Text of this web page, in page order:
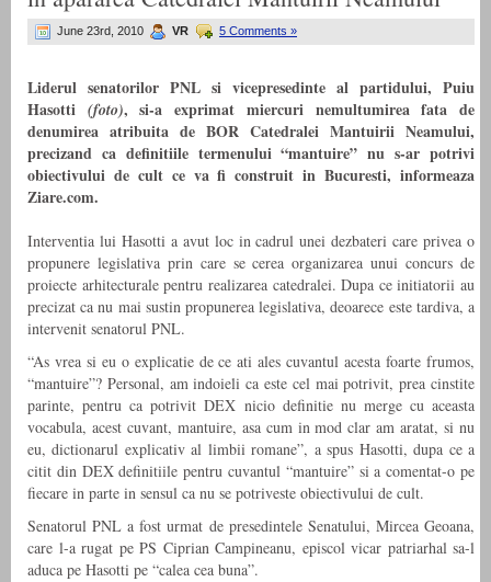
June 23rd, 2010 VR 5 Comments »
Liderul senatorilor PNL si vicepresedinte al partidului, Puiu
Hasotti (foto), si-a exprimat miercuri nemultumirea fata de
denumirea atribuita de BOR Catedralei Mantuirii Neamului,
precizand ca definitiile termenului “mantuire” nu s-ar potrivi
obiectivului de cult ce va fi construit in Bucuresti, informeaza
Ziare.com.
Interventia lui Hasotti a avut loc in cadrul unei dezbateri care privea o
propunere legislativa prin care se cerea organizarea unui concurs de
proiecte arhitecturale pentru realizarea catedralei. Dupa ce initiatorii au
precizat ca nu mai sustin propunerea legislativa, deoarece este tardiva, a
intervenit senatorul PNL.
“As vrea si eu o explicatie de ce ati ales cuvantul acesta foarte frumos,
“mantuire”? Personal, am indoieli ca este cel mai potrivit, prea cinstite
parinte, pentru ca potrivit DEX nicio definitie nu merge cu aceasta
vocabula, acest cuvant, mantuire, asa cum in mod clar am aratat, si nu
eu, dictionarul explicativ al limbii romane”, a spus Hasotti, dupa ce a
citit din DEX definitiile pentru cuvantul “mantuire” si a comentat-o pe
fiecare in parte in sensul ca nu se potriveste obiectivului de cult.
Senatorul PNL a fost urmat de presedintele Senatului, Mircea Geoana,
care l-a rugat pe PS Ciprian Campineanu, episcol vicar patriarhal sa-l
aduca pe Hasotti pe “calea cea buna”.